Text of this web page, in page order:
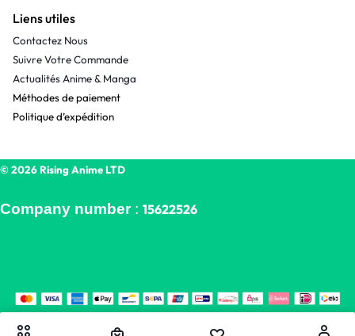
Liens utiles
Contactez Nous
Suivre Votre Commande
Actualités Anime & Manga
Méthodes de paiement
Politique d’expédition
© 2026 Rising Anime LTD
Company number: 15622526